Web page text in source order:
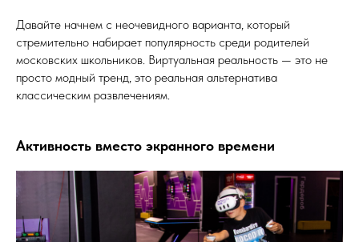
Давайте начнем с неочевидного варианта, который
стремительно набирает популярность среди родителей
московских школьников. Виртуальная реальность — это не
просто модный тренд, это реальная альтернатива
классическим развлечениям.
Активность вместо экранного времени